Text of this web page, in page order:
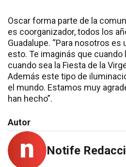
Oscar forma parte de la
es coorganizador, todos los
Guadalupe. “Para nosotros es
esto. Te imaginás que
cuando sea la Fiesta de la
Además este tipo de
el mundo. Estamos muy
han hecho”.
Autor
Notife